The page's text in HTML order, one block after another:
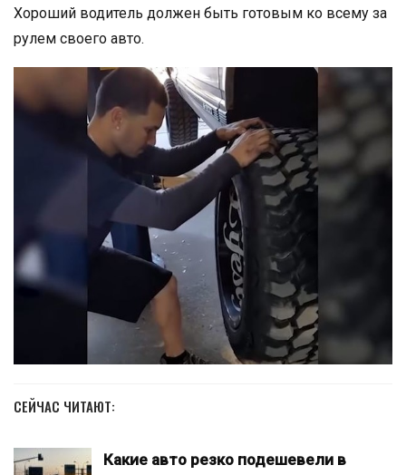
Хороший водитель должен быть готовым ко всему за
рулем своего авто.
СЕЙЧАС ЧИТАЮТ:
Какие авто резко подешевели в